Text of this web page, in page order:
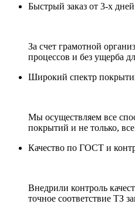
Быстрый заказ от 3-х дней
За счет грамотной
процессов и без ущерба
Широкий спектр
Мы осуществляем все
покрытий и не только,
Качество по ГОСТ и
Внедрили контроль
точное соответствие ТЗ